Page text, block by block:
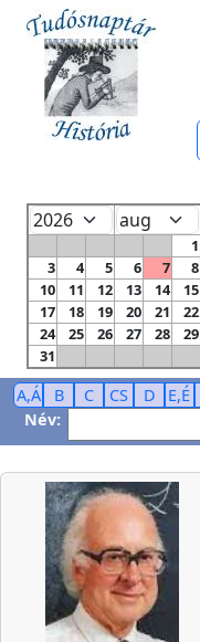
1
3
4 5 6 7 8
10
11 12 13 14 15
17
18 19 20 21 22
24
25 26 27 28 29
31
A,Á B C CS D E,É
Név: